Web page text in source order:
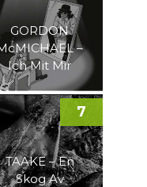
GORDON
–
Ich Mit Mir
TAAKE – En
Skog Av
7